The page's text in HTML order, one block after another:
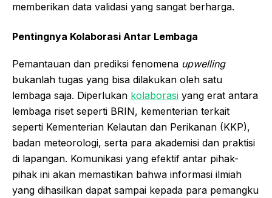
memberikan data validasi yang sangat berharga.
Pentingnya Kolaborasi Antar Lembaga
Pemantauan dan prediksi fenomena upwelling
bukanlah tugas yang bisa dilakukan oleh satu
lembaga saja. Diperlukan kolaborasi yang erat antara
lembaga riset seperti BRIN, kementerian terkait
seperti Kementerian Kelautan dan Perikanan (KKP),
badan meteorologi, serta para akademisi dan praktisi
di lapangan. Komunikasi yang efektif antar pihak-
pihak ini akan memastikan bahwa informasi ilmiah
yang dihasilkan dapat sampai kepada para pemangku